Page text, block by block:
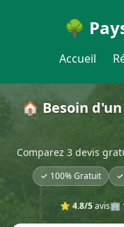
🌳
Accueil
🏠 Besoin
Comparez 3 devis
✓ 100% Gratuit ✓
⭐ 4.8/5avis🏢